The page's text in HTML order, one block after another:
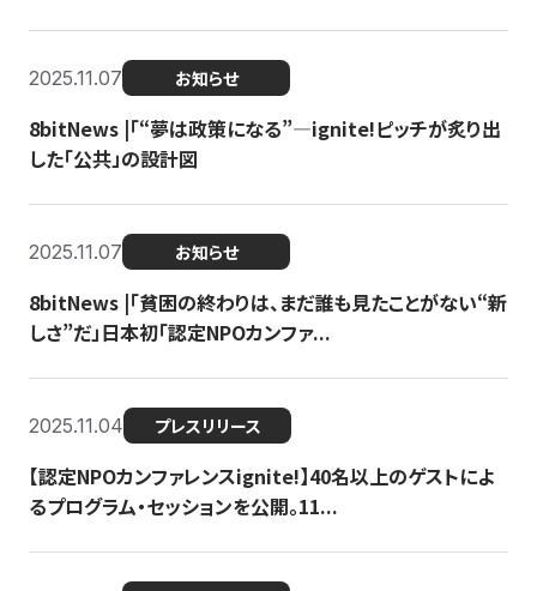
2025.11.07 お知らせ
8bitNews |「“夢は政策になる”—ignite!ピッチが炙り出
した「公共」の設計図
2025.11.07 お知らせ
8bitNews |「貧困の終わりは、まだ誰も見たことがない“新
しさ”だ」日本初「認定NPOカンファ...
2025.11.04 プレスリリース
【認定NPOカンファレンスignite!】40名以上のゲストによ
るプログラム・セッションを公開。11...